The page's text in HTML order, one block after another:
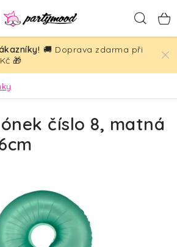
🚚 Doprava zdarma při
🎁
číslo 8, matná